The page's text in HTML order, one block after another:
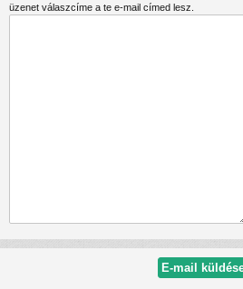
üzenet válaszcíme a te e-mail címed lesz.